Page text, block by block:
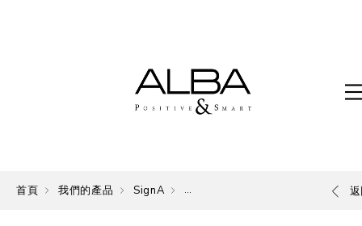
首頁 我們的產品 SignA The Signature of ALBA.